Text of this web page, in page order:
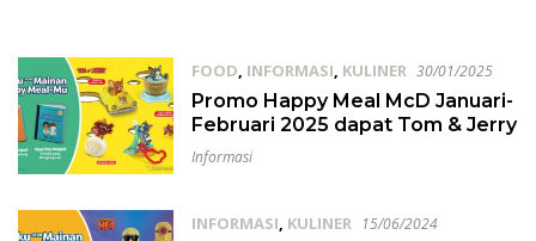
FOOD, INFORMASI, KULINER 30/01/2025
Promo Happy Meal McD Januari-
Februari 2025 dapat Tom & Jerry
Informasi
INFORMASI, KULINER 15/06/2024